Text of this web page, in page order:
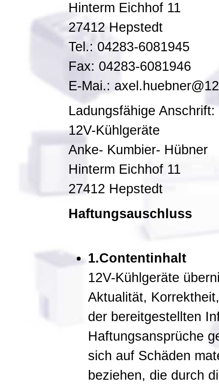
Hinterm Eichhof 11
27412 Hepstedt
Tel.: 04283-6081945
Fax: 04283-6081946
E-Mai.:
Ladungsfähige Anschrift:
12V-Kühlgeräte
Anke- Kumbier- Hübner
Hinterm Eichhof 11
27412 Hepstedt
Haftungsauschluss
1.Contentinhalt
12V-Kühlgeräte
Aktualität,
der bereitgestellten
Haftungsansprüche
sich auf Schäden
beziehen, die durch